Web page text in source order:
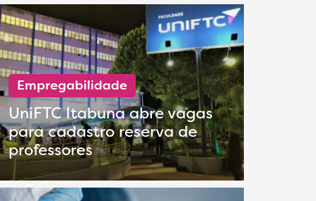
Empregabilidade
UniFTC Itabuna abre vagas
para cadastro reserva de
professores